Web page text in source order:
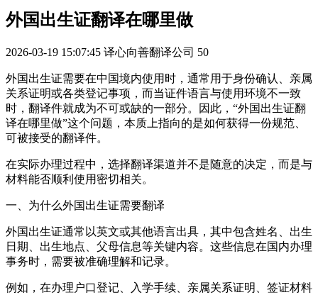
外国出生证翻译在哪里做
2026-03-19 15:07:45 译心向善翻译公司 50
外国出生证需要在中国境内使用时，通常用于身份确认、亲属
关系证明或各类登记事项，而当证件语言与使用环境不一致
时，翻译件就成为不可或缺的一部分。因此，“外国出生证翻
译在哪里做”这个问题，本质上指向的是如何获得一份规范、
可被接受的翻译件。
在实际办理过程中，选择翻译渠道并不是随意的决定，而是与
材料能否顺利使用密切相关。
一、为什么外国出生证需要翻译
外国出生证通常以英文或其他语言出具，其中包含姓名、出生
日期、出生地点、父母信息等关键内容。这些信息在国内办理
事务时，需要被准确理解和记录。
例如，在办理户口登记、入学手续、亲属关系证明、签证材料